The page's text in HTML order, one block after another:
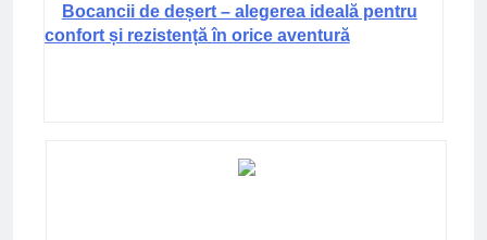
Bocancii de deșert – alegerea ideală pentru
confort și rezistență în orice aventură